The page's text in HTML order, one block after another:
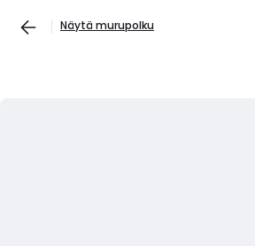
Näytä murupolku